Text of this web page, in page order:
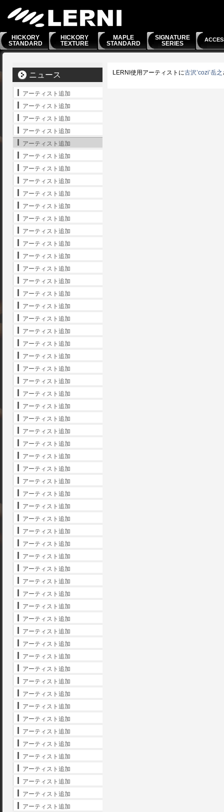
HICKORY
STANDARD
HICKORY
TEXTURE
MAPLE
STANDARD
SIGNATURE
SERIES
LERNI使用アーティストに古沢’cozi’岳之
ニュース
アーティスト追加
アーティスト追加
アーティスト追加
アーティスト追加
アーティスト追加
アーティスト追加
アーティスト追加
アーティスト追加
アーティスト追加
アーティスト追加
アーティスト追加
アーティスト追加
アーティスト追加
アーティスト追加
アーティスト追加
アーティスト追加
アーティスト追加
アーティスト追加
アーティスト追加
アーティスト追加
アーティスト追加
アーティスト追加
アーティスト追加
アーティスト追加
アーティスト追加
アーティスト追加
アーティスト追加
アーティスト追加
アーティスト追加
アーティスト追加
アーティスト追加
アーティスト追加
アーティスト追加
アーティスト追加
アーティスト追加
アーティスト追加
アーティスト追加
アーティスト追加
アーティスト追加
アーティスト追加
アーティスト追加
アーティスト追加
アーティスト追加
アーティスト追加
アーティスト追加
アーティスト追加
アーティスト追加
アーティスト追加
アーティスト追加
アーティスト追加
アーティスト追加
アーティスト追加
アーティスト追加
アーティスト追加
アーティスト追加
アーティスト追加
アーティスト追加
アーティスト追加